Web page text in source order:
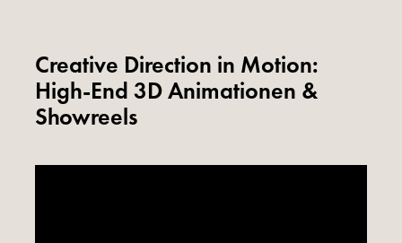
Creative Direction in Motion:
High-End 3D Animationen &
Showreels